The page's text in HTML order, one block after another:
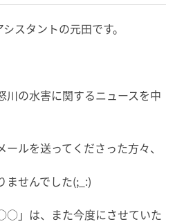
スタントの元田です。
川の水害に関するニュースを中
ルを送ってくださった方々、
ませんでした(;_:)
」は、また今度にさせていた